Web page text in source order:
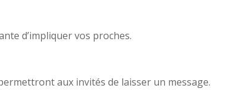
d’impliquer vos proches.
aux invités de laisser un message.